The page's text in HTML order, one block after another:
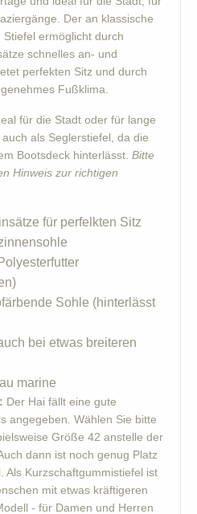
Der an klassische
ermöglicht durch
schnelles an- und
perfekten Sitz und durch
Fußklima.
für die Stadt oder für lange
als Seglerstiefel, da die
Bootsdeck hinterlässt. Bitte
Hinweis zur richtigen
für perfelkten Sitz
Sohle (hinterlässt
bei etwas breiteren
marine
Der Hai fällt eine gute
angegeben. Wählen Sie bitte
Größe 42 anstelle der
dann ist noch genug Platz
Als Kurzschaftgummistiefel ist
mit etwas kräftigeren
- für Damen und Herren